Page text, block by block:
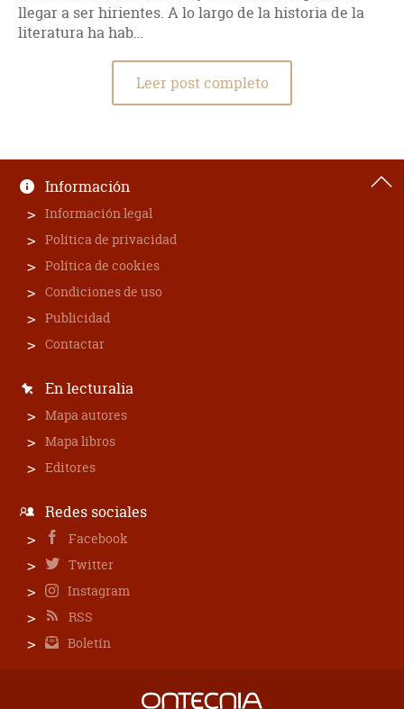
llegar a ser hirientes. A lo largo de la historia de la
literatura ha hab…
Leer post completo
Información
Información legal
Política de privacidad
Política de cookies
Condiciones de uso
Publicidad
Contactar
En lecturalia
Mapa autores
Mapa libros
Editores
Redes sociales
Facebook
Twitter
Instagram
RSS
Boletín